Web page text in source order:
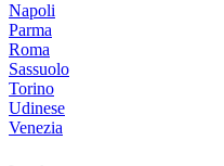
Napoli
Parma
Roma
Sassuolo
Torino
Udinese
Venezia